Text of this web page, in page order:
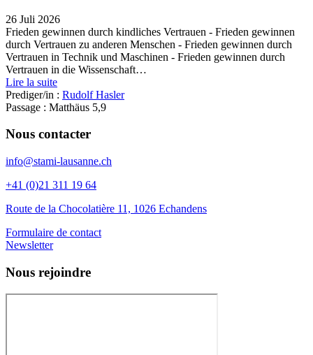
26 Juli 2026
Frieden gewinnen durch kindliches Vertrauen - Frieden gewinnen
durch Vertrauen zu anderen Menschen - Frieden gewinnen durch
Vertrauen in Technik und Maschinen - Frieden gewinnen durch
Vertrauen in die Wissenschaft…
Lire la suite
Prediger/in : Rudolf Hasler
Passage : Matthäus 5,9
Nous contacter
info@stami-lausanne.ch
+41 (0)21 311 19 64
Route de la Chocolatière 11, 1026 Echandens
Formulaire de contact
Newsletter
Nous rejoindre